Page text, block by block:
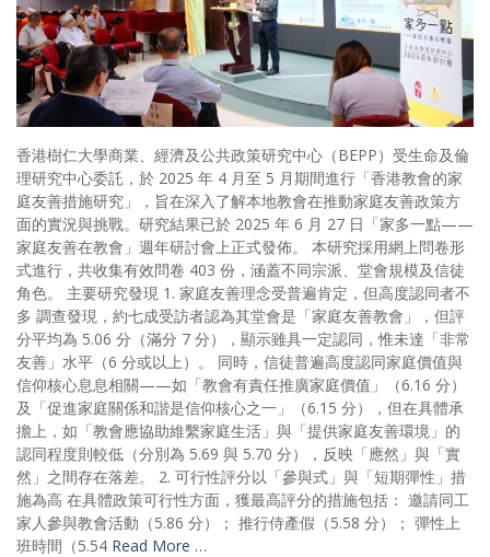
香港樹仁大學商業、經濟及公共政策研究中心（BEPP）受生命及倫
理研究中心委託，於 2025 年 4 月至 5 月期間進行「香港教會的家
庭友善措施研究」，旨在深入了解本地教會在推動家庭友善政策方
面的實況與挑戰。研究結果已於 2025 年 6 月 27 日「家多一點——
家庭友善在教會」週年研討會上正式發佈。 本研究採用網上問卷形
式進行，共收集有效問卷 403 份，涵蓋不同宗派、堂會規模及信徒
角色。 主要研究發現 1. 家庭友善理念受普遍肯定，但高度認同者不
多 調查發現，約七成受訪者認為其堂會是「家庭友善教會」，但評
分平均為 5.06 分（滿分 7 分），顯示雖具一定認同，惟未達「非常
友善」水平（6 分或以上）。 同時，信徒普遍高度認同家庭價值與
信仰核心息息相關——如「教會有責任推廣家庭價值」（6.16 分）
及「促進家庭關係和諧是信仰核心之一」（6.15 分），但在具體承
擔上，如「教會應協助維繫家庭生活」與「提供家庭友善環境」的
認同程度則較低（分別為 5.69 與 5.70 分），反映「應然」與「實
然」之間存在落差。 2. 可行性評分以「參與式」與「短期彈性」措
施為高 在具體政策可行性方面，獲最高評分的措施包括： 邀請同工
家人參與教會活動（5.86 分）； 推行侍產假（5.58 分）； 彈性上
班時間（5.54 Read More …